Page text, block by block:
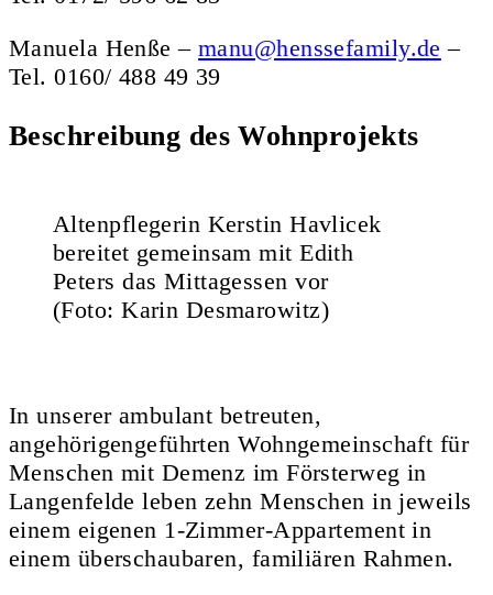
Manuela Henße –manu@henssefamily.de –
Tel. 0160/ 488 49 39
Beschreibung des Wohnprojekts
Altenpflegerin Kerstin Havlicek
bereitet gemeinsam mit Edith
Peters das Mittagessen vor
(Foto: Karin Desmarowitz)
In unserer ambulant betreuten,
angehörigengeführten Wohngemeinschaft für
Menschen mit Demenz im Försterweg in
Langenfelde leben zehn Menschen in jeweils
einem eigenen 1-Zimmer-Appartement in
einem überschaubaren, familiären Rahmen.